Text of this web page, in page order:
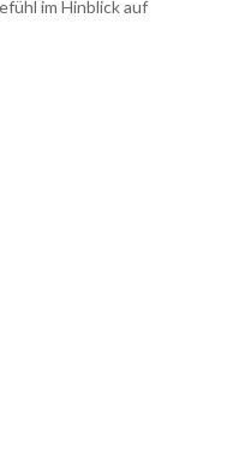
im Hinblick auf